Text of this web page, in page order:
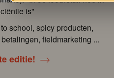
is"
school, spicy producten,
fieldmarketing ...
editie!